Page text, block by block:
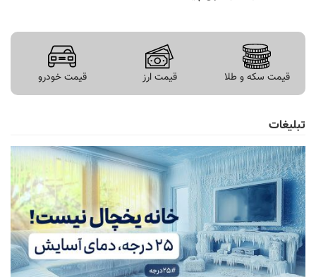
قیمت سکه و طلا قیمت ارز قیمت خودرو
تبلیغات